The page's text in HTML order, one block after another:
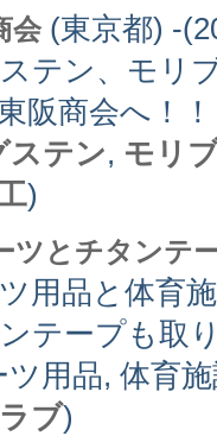
会(東京都) -
テン、モリ
阪商会へ！！
ステン, モリ
)
ツとチタンテ
用品と体育
テープも取
ツ用品, 体育
ブ)